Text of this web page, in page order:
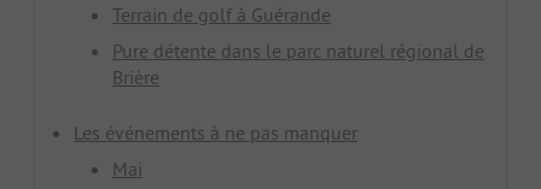
Terrain de golf à Guérande
Pure détente dans le parc naturel régional de
Brière
Les événements à ne pas manquer
Mai